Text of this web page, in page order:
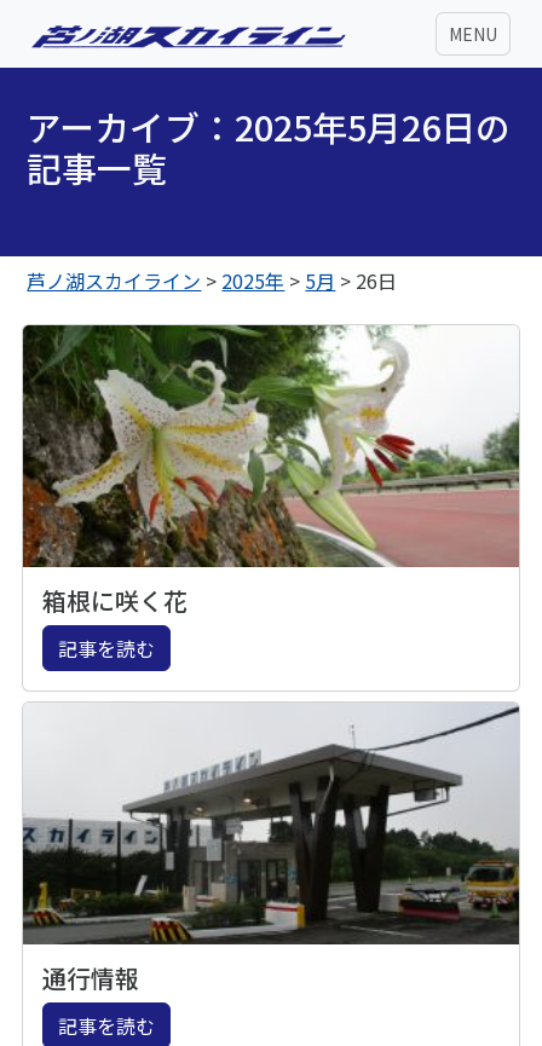
MENU
アーカイブ：2025年5月26日の
記事一覧
芦ノ湖スカイライン > 2025年 > 5月 > 26日
箱根に咲く花
記事を読む
通行情報
記事を読む